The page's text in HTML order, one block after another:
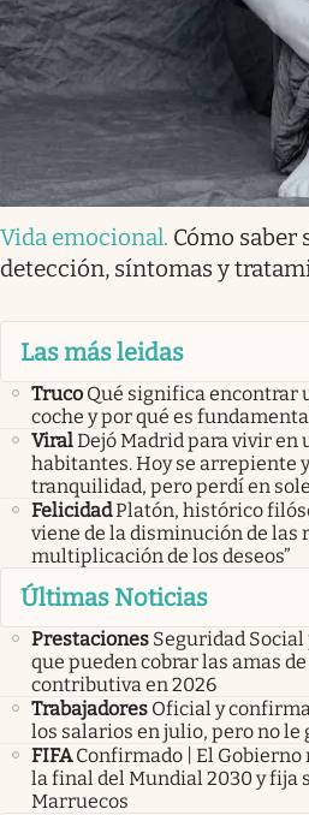
Vida emocional. Cómo saber
detección, síntomas y
Las más leidas
Truco Qué significa encontrar
coche y por qué es
ViralDejó Madrid para vivir en
habitantes. Hoy se arrepiente
tranquilidad, pero perdí en
FelicidadPlatón, histórico
viene de la disminución de las
multiplicación de los deseos”
Últimas Noticias
Prestaciones Seguridad
que pueden cobrar las amas
contributiva en 2026
Trabajadores Oficial y
los salarios en julio, pero no
FIFA Confirmado | El
la final del Mundial 2030 y fija
Marruecos